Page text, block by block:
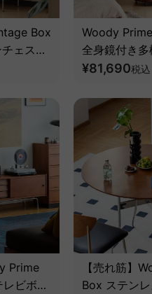
Box
ェスト
Woody
全身鏡付き多
ク【高級天然
¥81,690税込
Prime
ビボー
【売れ筋】
Box ステン